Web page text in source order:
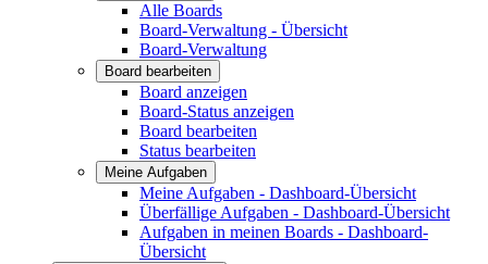
Alle Boards
Board-Verwaltung - Übersicht
Board-Verwaltung
Board bearbeiten
Board anzeigen
Board-Status anzeigen
Board bearbeiten
Status bearbeiten
Meine Aufgaben
Meine Aufgaben - Dashboard-Übersicht
Überfällige Aufgaben - Dashboard-Übersicht
Aufgaben in meinen Boards - Dashboard-
Übersicht